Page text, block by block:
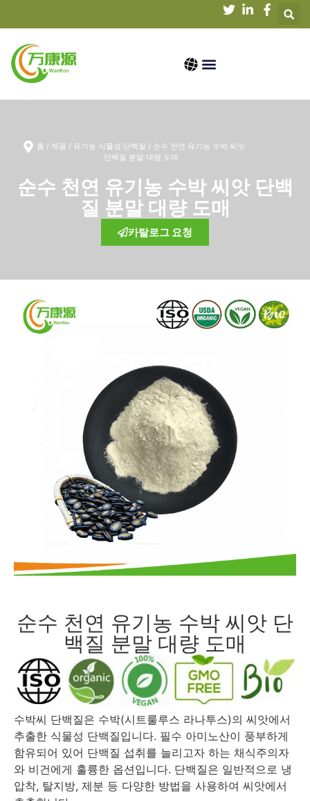
홈 / 제품 / 유기농 식물성 단백질 / 순수 천연 유기농 수박 씨앗
단백질 분말 대량 도매
순수 천연 유기농 수박 씨앗 단백
질 분말 대량 도매
카탈로그 요청
순수 천연 유기농 수박 씨앗 단
백질 분말 대량 도매
수박씨 단백질은 수박(시트룰루스 라나투스)의 씨앗에서
추출한 식물성 단백질입니다. 필수 아미노산이 풍부하게
함유되어 있어 단백질 섭취를 늘리고자 하는 채식주의자
와 비건에게 훌륭한 옵션입니다. 단백질은 일반적으로 냉
압착, 탈지방, 제분 등 다양한 방법을 사용하여 씨앗에서